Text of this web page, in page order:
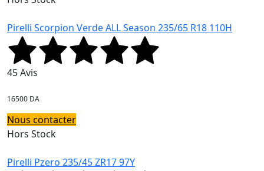
Pirelli Scorpion Verde ALL Season 235/65 R18 110H
45 Avis
16500 DA
Nous contacter
Hors Stock
Pirelli Pzero 235/45 ZR17 97Y